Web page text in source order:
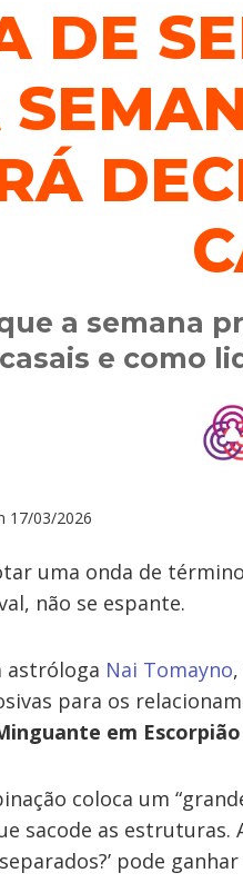
DE
a semana
e como
17/03/2026
uma onda de
não se espante.
astróloga Nai Tomayno
para os
em Escorpião
coloca um
sacode as estruturas.
pode